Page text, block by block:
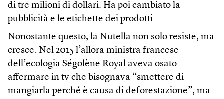
di tre milioni di dollari. Ha poi cambiato la
pubblicità e le etichette dei prodotti.
Nonostante questo, la Nutella non solo resiste, ma
cresce. Nel 2015 l’allora ministra francese
dell’ecologia Ségolène Royal aveva osato
affermare in tv che bisognava “smettere di
mangiarla perché è causa di deforestazione”, ma